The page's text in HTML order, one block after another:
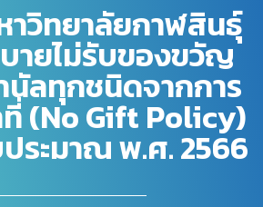
าวิทยาลัยกาฬสินธุ์
บายไม่รับของขวัญ
นัลทุกชนิดจากการ
(No Gift Policy)
ระมาณ พ.ศ. 2566